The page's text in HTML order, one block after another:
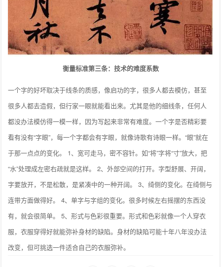
衡量标准第三条：技术的难度系数
一个字的好坏取决于线条的质感，像启功的字，很多人都去模仿，甚至
很多人都去造假，但行家一眼就能看出来。尤其是他的细线条，任何人
都没办法模仿得一模一样，因为写起来非常有难度。一个字是否精彩要
看有没有“字眼”，每一个字都会有字眼，就像诗歌有诗眼一样。“眼”就在
于那一点点的变化。 1、宽可走马，密不容针。如“将”字将“寸”放大，把
“水”处理成左密右疏就是这样。 2、外部空间的打开。字型舒展、开阔，
字要放开，不是松散，是紧凑中的一种开阔。 3、绮侧的变化。在绮侧与
连带方面做得好。 4、单字与字组的变化。很多时候左右摇摆的东西没
有，就会很简单。 5、形式与色彩很重要。形式和色彩就像一个人穿衣
服，衣服穿得好就能弥补身材的缺陷。身材的缺陷可能十年八年没办法
改变，但可挑选一件适合自己的衣服弥补。